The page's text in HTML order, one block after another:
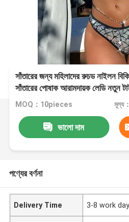
সাঁতারের জন্য মহিলাদের রুচড নাইলন
সাঁতারের পোষাক আরামদায়ক লেডি নতুন
MOQ：10pieces মূল্য
ভালো দাম
পণ্যের বর্ণনা
Delivery Time 3-8 work